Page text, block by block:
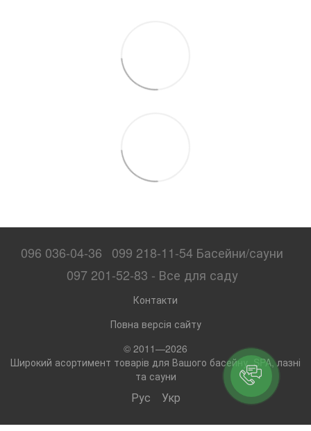
096 036-04-36
099 218-11-54 Басейни/сауни
097 201-52-83 - Все для саду
Контакти
Повна версія сайту
© 2011—2026
Широкий асортимент товарів для Вашого басейну, SPA, лазні
та сауни
Рус Укр